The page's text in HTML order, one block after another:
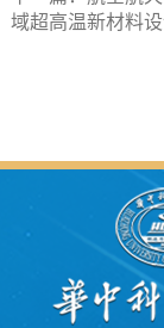
域超高温新材料